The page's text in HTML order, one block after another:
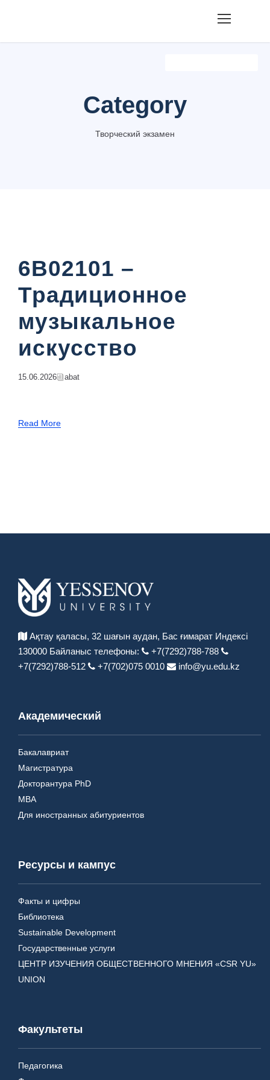
Category
Творческий экзамен
6B02101 –
Традиционное
музыкальное
искусство
15.06.2026 Abat
Read More
Ақтау қаласы, 32 шағын аудан, Бас ғимарат Индексі
130000 Байланыс телефоны:
+7(7292)788-788
+7(7292)788-512
+7(702)075 0010 info@yu.edu.kz
Академический
Бакалавриат
Магистратура
Докторантура PhD
MBA
Для иностранных абитуриентов
Ресурсы и кампус
Факты и цифры
Библиотека
Sustainable Development
Государственные услуги
ЦЕНТР ИЗУЧЕНИЯ ОБЩЕСТВЕННОГО МНЕНИЯ «CSR YU»
UNION
Факультеты
Педагогика